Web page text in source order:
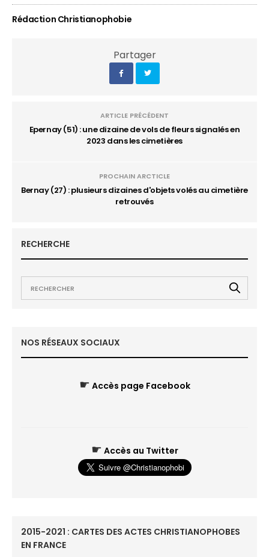
Rédaction Christianophobie
Partager
ARTICLE PRÉCÉDENT
Epernay (51) : une dizaine de vols de fleurs signalés en
2023 dans les cimetières
PROCHAIN ARCTICLE
Bernay (27) : plusieurs dizaines d'objets volés au cimetière
retrouvés
RECHERCHE
NOS RÉSEAUX SOCIAUX
☛ Accès page Facebook
☛ Accès au Twitter
2015-2021 : CARTES DES ACTES CHRISTIANOPHOBES
EN FRANCE